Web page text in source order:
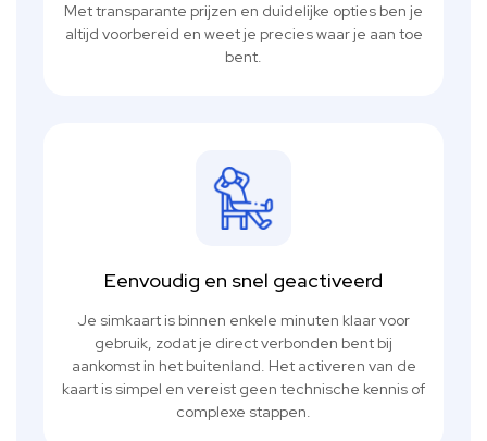
Met transparante prijzen en duidelijke opties ben je
altijd voorbereid en weet je precies waar je aan toe
bent.
Eenvoudig en snel geactiveerd
Je simkaart is binnen enkele minuten klaar voor
gebruik, zodat je direct verbonden bent bij
aankomst in het buitenland. Het activeren van de
kaart is simpel en vereist geen technische kennis of
complexe stappen.